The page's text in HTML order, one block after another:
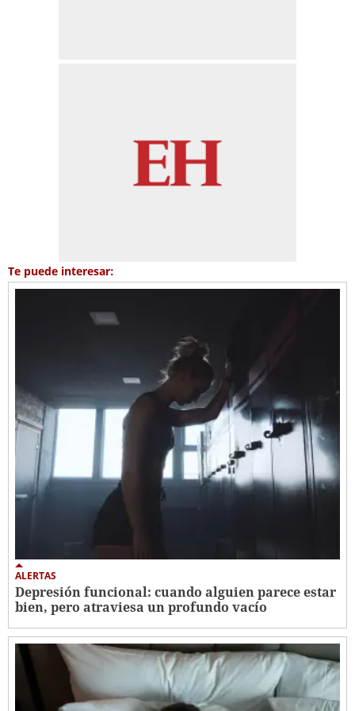
Te puede interesar:
ALERTAS
Depresión funcional: cuando alguien parece estar
bien, pero atraviesa un profundo vacío